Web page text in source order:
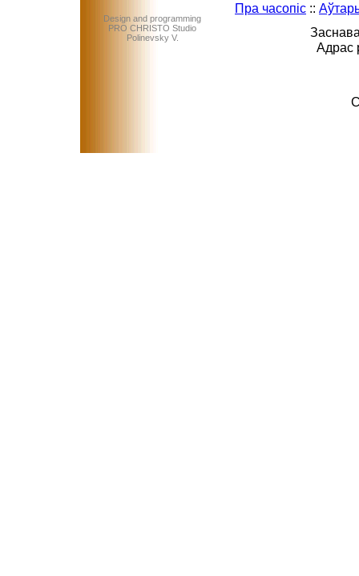
Design and programming
PRO CHRISTO Studio
Polinevsky V.
Пра часопіс ::
Адрас